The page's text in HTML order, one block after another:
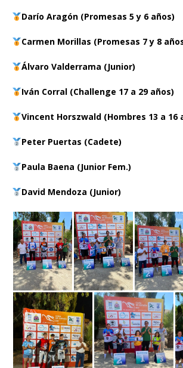
Darío Aragón (Promesas 5 y 6 años)
Carmen Morillas (Promesas 7 y 8
Álvaro Valderrama (Junior)
Iván Corral (Challenge 17 a 29 años)
Vincent Horszwald (Hombres 13 a 16
Peter Puertas (Cadete)
Paula Baena (Junior Fem.)
David Mendoza (Junior)